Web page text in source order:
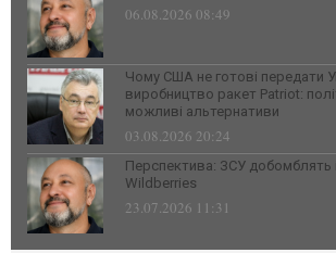
06.08.2026 08:49
Чому США не готові передати
виробництво ракет Patriot:
можливі альтернативи
03.08.2026 20:24
Перспектива: ЗСУ добомблять і
Wildberries
23.07.2026 11:31